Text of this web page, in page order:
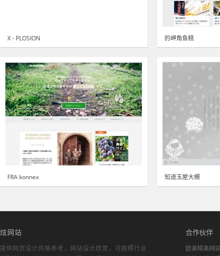
X - PLOSION 的岬角鱼糕
FRA konnex 知道玉屋大槻
炫网站
提供网页设计风格参考， 网站设计欣赏 ，可按照行业
合作伙伴
欧美精美网